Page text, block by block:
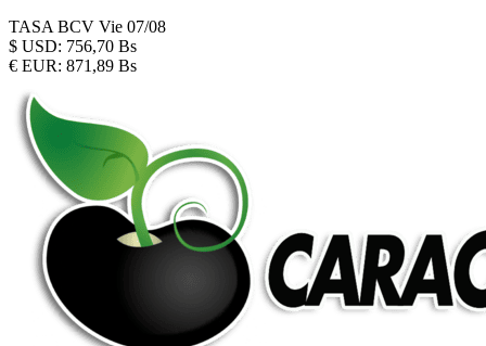
TASA BCV Vie 07/08
$ USD: 756,70 Bs
€ EUR: 871,89 Bs